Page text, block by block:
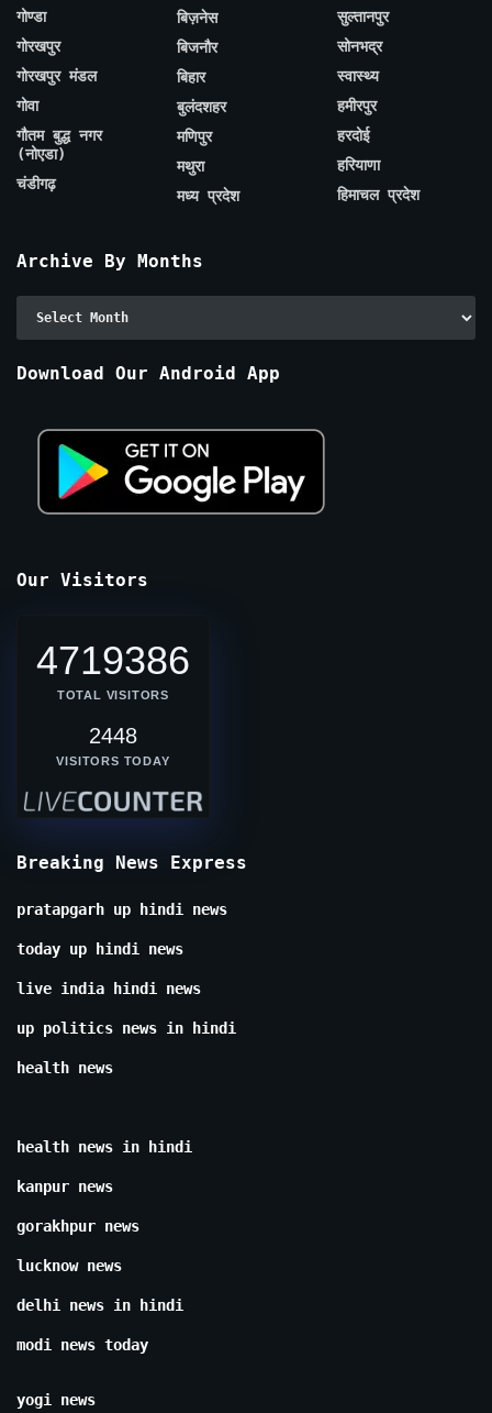
गोण्डा
गोरखपुर
गोरखपुर मंडल
गोवा
गौतम बुद्ध नगर
(नोएडा)
चंडीगढ़
बिज़नेस
बिजनौर
बिहार
बुलंदशहर
मणिपुर
मथुरा
मध्य प्रदेश
सुल्तानपुर
सोनभद्र
स्वास्थ्य
हमीरपुर
हरदोई
हरियाणा
हिमाचल प्रदेश
Archive By Months
Archive
Download Our Android App
Our Visitors
4719386
TOTAL VISITORS
2448
VISITORS TODAY
Breaking News Express
pratapgarh up hindi news
today up hindi news
live india hindi news
up politics news in hindi
health news
health news in hindi
kanpur news
gorakhpur news
lucknow news
delhi news in hindi
modi news today
yogi news